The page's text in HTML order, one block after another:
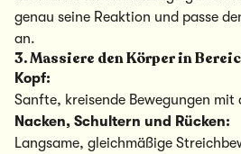
genau seine Reaktion und passe
an.
3. Massiere den Körper in
Kopf:
Sanfte, kreisende Bewegungen mit
Nacken, Schultern und Rücken:
Langsame, gleichmäßige